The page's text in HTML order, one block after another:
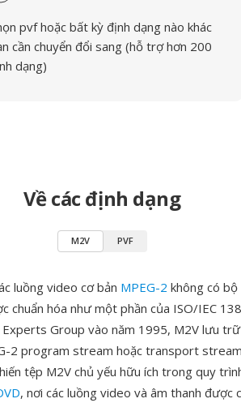
pvf hoặc bất kỳ định dạng nào khác
cần chuyển đổi sang (hỗ trợ hơn 200
dạng)
Về các định dạng
M2V PVF
luồng video cơ bản MPEG-2 không có
chuẩn hóa như một phần của ISO/IEC
Group vào năm 1995, M2V lưu
2 program stream hoặc transport
tệp M2V chủ yếu hữu ích trong quy
, nơi các luồng video và âm thanh được